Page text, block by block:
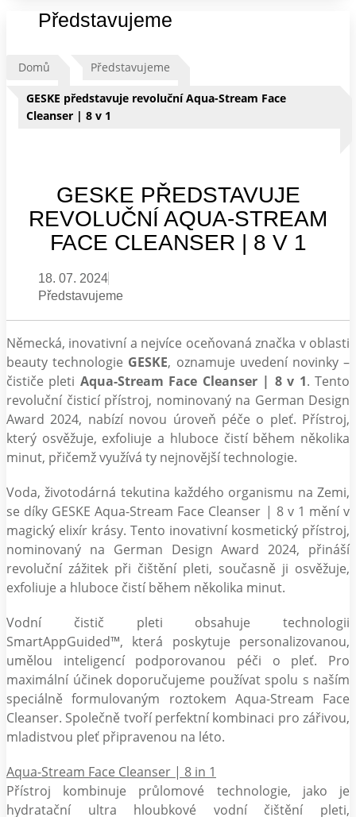
Představujeme
Domů Představujeme
GESKE představuje revoluční Aqua-Stream Face
Cleanser | 8 v 1
GESKE PŘEDSTAVUJE
REVOLUČNÍ AQUA-STREAM
FACE CLEANSER | 8 V 1
18. 07. 2024
Představujeme
Německá, inovativní a nejvíce oceňovaná značka v oblasti
beauty technologie GESKE, oznamuje uvedení novinky –
čističe pleti Aqua-Stream Face Cleanser | 8 v 1. Tento
revoluční čisticí přístroj, nominovaný na German Design
Award 2024, nabízí novou úroveň péče o pleť. Přístroj,
který osvěžuje, exfoliuje a hluboce čistí během několika
minut, přičemž využívá ty nejnovější technologie.
Voda, životodárná tekutina každého organismu na Zemi,
se díky GESKE Aqua-Stream Face Cleanser | 8 v 1 mění v
magický elixír krásy. Tento inovativní kosmetický přístroj,
nominovaný na German Design Award 2024, přináší
revoluční zážitek při čištění pleti, současně ji osvěžuje,
exfoliuje a hluboce čistí během několika minut.
Vodní čistič pleti obsahuje technologii
SmartAppGuided™, která poskytuje personalizovanou,
umělou inteligencí podporovanou péči o pleť. Pro
maximální účinek doporučujeme používat spolu s naším
speciálně formulovaným roztokem Aqua-Stream Face
Cleanser. Společně tvoří perfektní kombinaci pro zářivou,
mladistvou pleť připravenou na léto.
Aqua-Stream Face Cleanser | 8 in 1
Přístroj kombinuje průlomové technologie, jako je
hydratační ultra hloubkové vodní čištění pleti,